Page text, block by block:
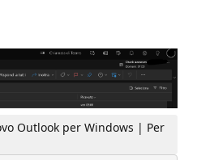
Outlook per Windows | Per